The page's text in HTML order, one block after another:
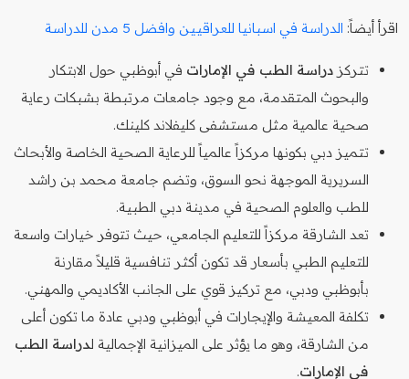
اقرأ أيضاً: الدراسة في اسبانيا للعراقيين وافضل 5 مدن للدراسة
تتركز دراسة الطب في الإمارات في أبوظبي حول الابتكار
والبحوث المتقدمة، مع وجود جامعات مرتبطة بشبكات رعاية
صحية عالمية مثل مستشفى كليفلاند كلينك.
تتميز دبي بكونها مركزاً عالمياً للرعاية الصحية الخاصة والأبحاث
السريرية الموجهة نحو السوق، وتضم جامعة محمد بن راشد
للطب والعلوم الصحية في مدينة دبي الطبية.
تعد الشارقة مركزاً للتعليم الجامعي، حيث تتوفر خيارات واسعة
للتعليم الطبي بأسعار قد تكون أكثر تنافسية قليلاً مقارنة
بأبوظبي ودبي، مع تركيز قوي على الجانب الأكاديمي والمهني.
تكلفة المعيشة والإيجارات في أبوظبي ودبي عادة ما تكون أعلى
من الشارقة، وهو ما يؤثر على الميزانية الإجمالية لدراسة الطب
في الإمارات.